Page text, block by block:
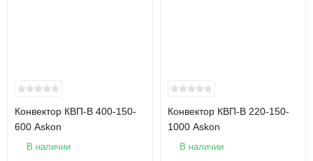
Конвектор КВП-В 400-150-
600 Askon
В наличии
Конвектор КВП-В 220-150-
1000 Askon
В наличии